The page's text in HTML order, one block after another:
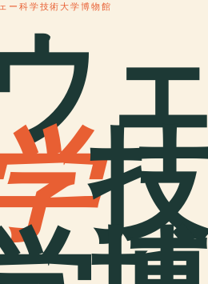
ー科学技術大学博物館
ェ
技